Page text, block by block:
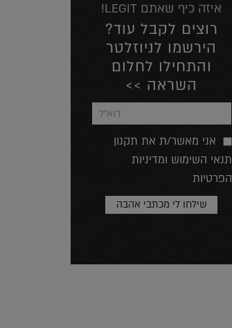
איזה כיף שאתם LEGIT!
רוצים לקבל עוד?
הירשמו לניוזלטר
והתחילו לחלום
השראה >>
אני מאשר/ת את תקנון
תנאי השימוש ומדיניות
הפרטיות